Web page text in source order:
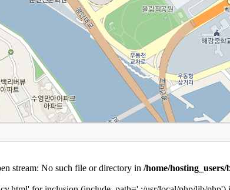
stream: No such file or directory in /home/